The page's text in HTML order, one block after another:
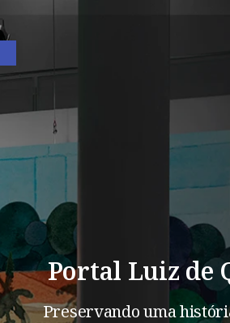
Barra de Ferramentas Aberta
Portal Luiz de
Preservando uma